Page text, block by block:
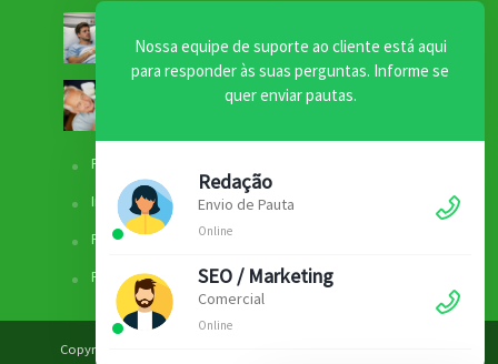
Longevidade ativa: hábitos que prolongam a
Facebook
Instagram
Fale com a Redação
Fale com o Comercial
Copyright © 2012 - 2026. Revista Bem Estar - Todos os Direitos
Nossa equipe de suporte ao cliente está aqui
para responder às suas perguntas. Informe se
quer enviar pautas.
Redação
Envio de Pauta
Online
SEO / Marketing
Comercial
Online